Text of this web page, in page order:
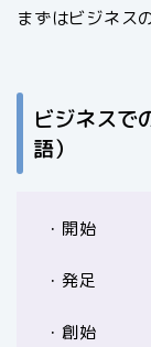
まずはビジネス
ビジネスで
語）
・開始
・発足
・創始